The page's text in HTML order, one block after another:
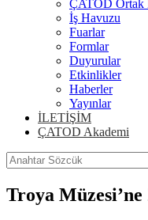
ÇATOD Ortak
İş Havuzu
Fuarlar
Formlar
Duyurular
Etkinlikler
Haberler
Yayınlar
İLETİŞİM
ÇATOD Akademi
Troya